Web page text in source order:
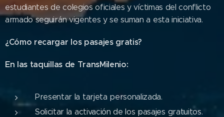
estudiantes de colegios oficiales y víctimas del conflicto
armado seguirán vigentes y se suman a esta iniciativa.
¿Cómo recargar los pasajes gratis?
En las taquillas de TransMilenio:
Presentar la tarjeta personalizada.
Solicitar la activación de los pasajes gratuitos.